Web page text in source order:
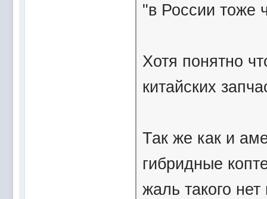
"в России тоже
Хотя понятно
китайских
Так же как и
гибридные
жаль такого